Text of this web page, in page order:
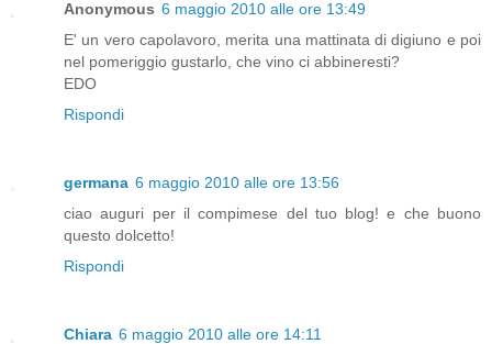
Anonymous 6 maggio 2010 alle ore 13:49
E' un vero capolavoro, merita una mattinata di digiuno e poi
nel pomeriggio gustarlo, che vino ci abbineresti?
EDO
Rispondi
germana 6 maggio 2010 alle ore 13:56
ciao auguri per il compimese del tuo blog! e che buono
questo dolcetto!
Rispondi
Chiara 6 maggio 2010 alle ore 14:11